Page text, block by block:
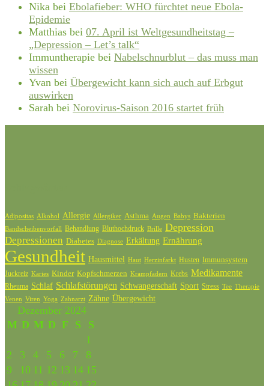
Nika bei Ebolafieber: WHO fürchtet neue Ebola-
Epidemie
Matthias bei 07. April ist Weltgesundheitstag –
„Depression – Let’s talk“
Immuntherapie bei Nabelschnurblut – das muss man
wissen
Yvan bei Übergewicht kann sich auch auf Erbgut
auswirken
Sarah bei Norovirus-Saison 2016 startet früh
Adipositas Alkohol Allergie Allergiker Asthma Augen Babys Bakterien
Bandscheibenvorfall Behandlung Bluthochdruck Brille Depression
Depressionen Diabetes Diagnose Erkältung Ernährung
Gesundheit Hausmittel Haut Herzinfarkt Husten Immunsystem
Juckreiz Karies Kinder Kopfschmerzen Krampfadern Krebs Medikamente
Rheuma Schlaf Schlafstörungen Schwangerschaft Sport Stress Tee Therapie
Venen Viren Yoga Zahnarzt Zähne Übergewicht
Dezember 2024
M D M D F S
S
1
2
3 4 5 6 7
8
9
10 11 12 13 14 15